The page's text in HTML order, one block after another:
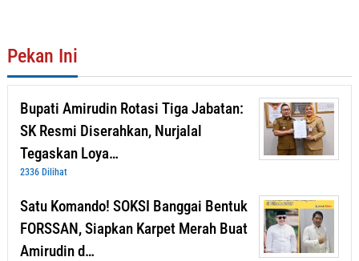
Pekan Ini
Bupati Amirudin Rotasi Tiga Jabatan:
SK Resmi Diserahkan, Nurjalal
Tegaskan Loya…
2336 Dilihat
Satu Komando! SOKSI Banggai Bentuk
FORSSAN, Siapkan Karpet Merah Buat
Amirudin d…